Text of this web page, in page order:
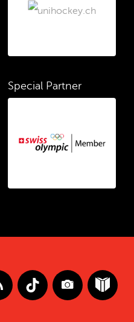
Special Partner